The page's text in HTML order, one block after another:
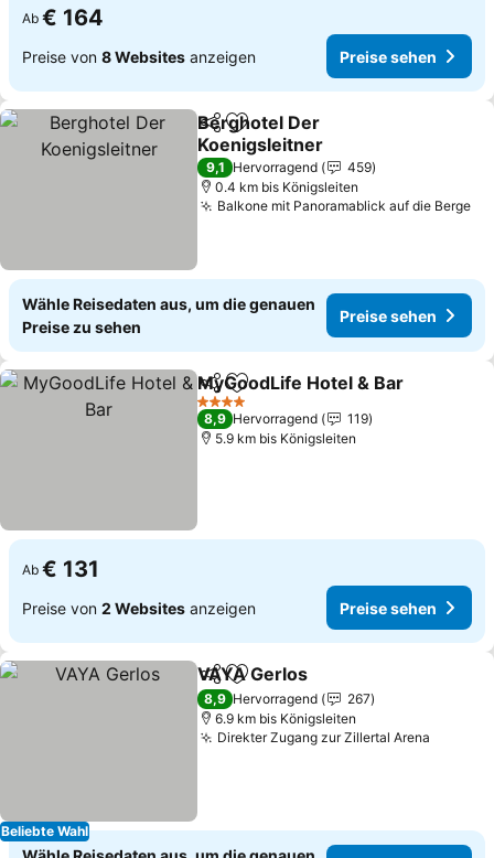
Ab € 164
Preise von 8 Websites anzeigen Preise sehen
TeilenZu Favoriten hinzufügen
Berghotel Der
Koenigsleitner
Preise sehen
9,1 Hervorragend
459
0.4 km bis Königsleiten
Balkone mit Panoramablick auf die Berge
Wähle Reisedaten aus, um die genauen
Preise zu sehen
Preise sehen
TeilenZu Favoriten hinzufügen
MyGoodLife Hotel & Bar
4 Sterne
8,9 Hervorragend
119
5.9 km bis Königsleiten
Ab € 131
Preise von 2 Websites anzeigen Preise sehen
Beliebte Wahl
TeilenZu Favoriten hinzufügen
VAYA Gerlos
8,9 Hervorragend
267
6.9 km bis Königsleiten
Direkter Zugang zur Zillertal Arena